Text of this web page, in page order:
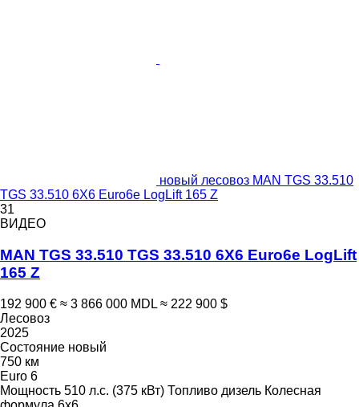
новый лесовоз MAN TGS 33.510
TGS 33.510 6X6 Euro6e LogLift 165 Z
31
ВИДЕО
MAN TGS 33.510 TGS 33.510 6X6 Euro6e LogLift
165 Z
192 900 € ≈ 3 866 000 MDL ≈ 222 900 $
Лесовоз
2025
Состояние новый
750 км
Euro 6
Мощность 510 л.с. (375 кВт) Топливо дизель Колесная